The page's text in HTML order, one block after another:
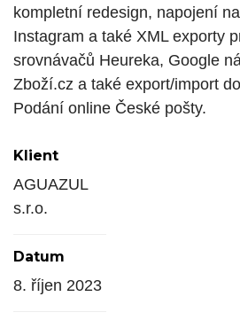
kompletní redesign, napojení na
Instagram a také XML exporty
srovnávačů Heureka, Google
Zboží.cz a také export/import do
Podání online České pošty.
Klient
AGUAZUL
s.r.o.
Datum
8. říjen 2023